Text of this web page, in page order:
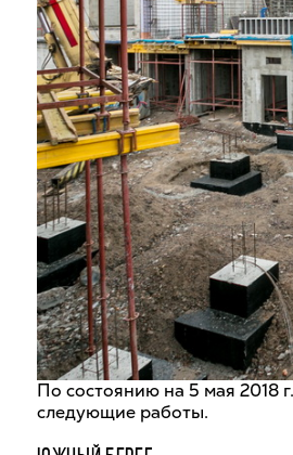
По состоянию на 5 мая 2018
следующие работы.